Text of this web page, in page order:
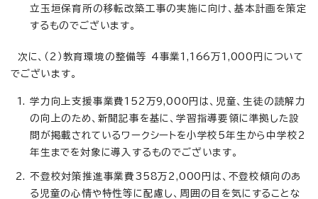
立玉垣保育所の移転改築工事の実施に向け、基本計画を策定
するものでございます。
次に、（2）教育環境の整備等 4事業1,166万1,000円について
でございます。
学力向上支援事業費152万9,000円は、児童、生徒の読解力
の向上のため、新聞記事を基に、学習指導要領に準拠した設
問が掲載されているワークシートを小学校5年生から中学校2
年生までを対象に導入するものでございます。
不登校対策推進事業費358万2,000円は、不登校傾向のあ
る児童の心情や特性等に配慮し、周囲の目を気にすることな